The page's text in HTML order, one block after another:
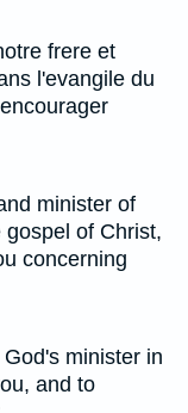
frere et
l'evangile du
minister of
of Christ,
concerning
minister in
and to